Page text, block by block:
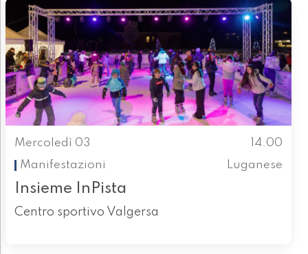
Mercoledì 03
14.00
Manifestazioni
Luganese
Insieme InPista
Centro sportivo Valgersa